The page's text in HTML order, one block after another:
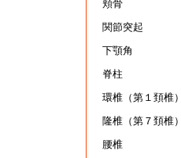
関節突起
下顎角
脊柱
環椎（第１頚椎）
隆椎（第７頚椎）
腰椎